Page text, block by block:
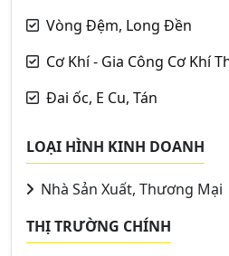
Vòng Đệm, Long Đền
Cơ Khí - Gia Công Cơ Khí
Đai ốc, E Cu, Tán
LOẠI HÌNH KINH DOANH
Nhà Sản Xuất, Thương Mại
THỊ TRƯỜNG CHÍNH